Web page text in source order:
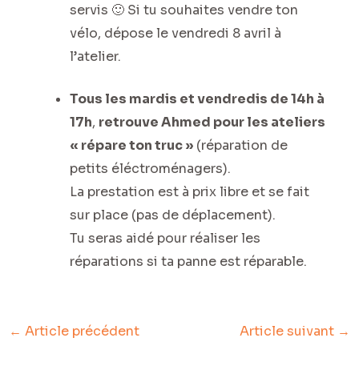
servis 🙂 Si tu souhaites vendre ton
vélo, dépose le vendredi 8 avril à
l’atelier.
Tous les mardis et vendredis de 14h à
17h, retrouve Ahmed pour les ateliers
« répare ton truc » (réparation de
petits éléctroménagers).
La prestation est à prix libre et se fait
sur place (pas de déplacement).
Tu seras aidé pour réaliser les
réparations si ta panne est réparable.
← Article précédent Article suivant →